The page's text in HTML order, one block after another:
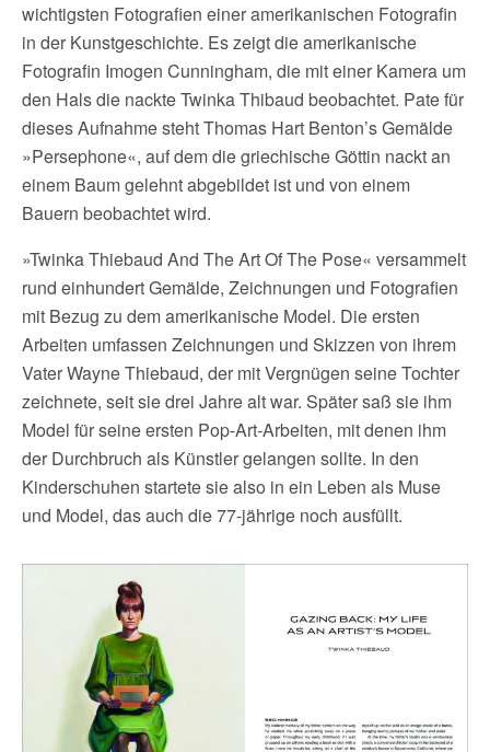
wichtigsten Fotografien einer amerikanischen Fotografin
in der Kunstgeschichte. Es zeigt die amerikanische
Fotografin Imogen Cunningham, die mit einer Kamera um
den Hals die nackte Twinka Thibaud beobachtet. Pate für
dieses Aufnahme steht Thomas Hart Benton’s Gemälde
»Persephone«, auf dem die griechische Göttin nackt an
einem Baum gelehnt abgebildet ist und von einem
Bauern beobachtet wird.
»Twinka Thiebaud And The Art Of The Pose« versammelt
rund einhundert Gemälde, Zeichnungen und Fotografien
mit Bezug zu dem amerikanische Model. Die ersten
Arbeiten umfassen Zeichnungen und Skizzen von ihrem
Vater Wayne Thiebaud, der mit Vergnügen seine Tochter
zeichnete, seit sie drei Jahre alt war. Später saß sie ihm
Model für seine ersten Pop-Art-Arbeiten, mit denen ihm
der Durchbruch als Künstler gelangen sollte. In den
Kinderschuhen startete sie also in ein Leben als Muse
und Model, das auch die 77-jährige noch ausfüllt.